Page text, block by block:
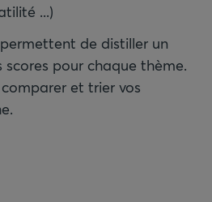
...)
de distiller un
scores pour chaque thème.
et trier vos